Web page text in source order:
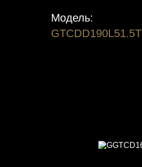
Модель:
GTCDD190L51.5T